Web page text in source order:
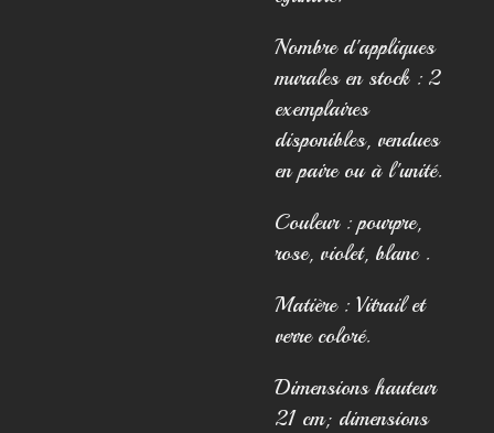
Nombre d'appliques
murales en stock : 2
exemplaires
disponibles, vendues
en paire ou à l'unité.
Couleur : pourpre,
rose, violet, blanc .
Matière : Vitrail et
verre coloré.
Dimensions hauteur
21 cm; dimensions